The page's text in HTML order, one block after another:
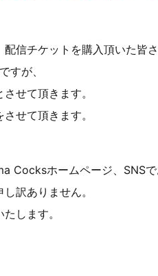
信チケットを購入頂いた皆
すが、
せて頂きます。
せて頂きます。
Cocksホームページ、SNSで
訳ありません。
します。